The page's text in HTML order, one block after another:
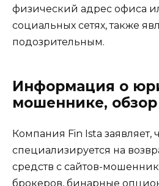
физический адрес офиса
социальных сетях, также
подозрительным.
Информация о
мошеннике, обзор
Компания Fin Ista заявляет,
специализируется на
средств с сайтов-
брокеров, бинарные